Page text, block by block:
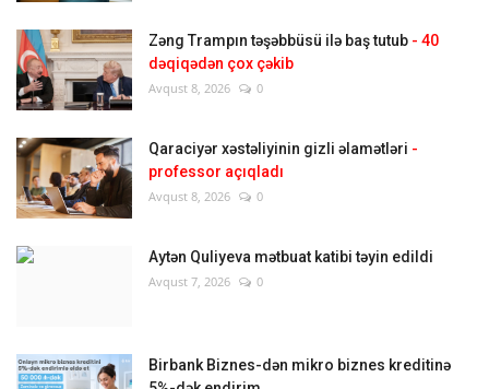
Zəng Trampın təşəbbüsü ilə baş tutub - 40
dəqiqədən çox çəkib
Avqust 8, 2026 0
Qaraciyər xəstəliyinin gizli əlamətləri -
professor açıqladı
Avqust 8, 2026 0
Aytən Quliyeva mətbuat katibi təyin edildi
Avqust 7, 2026 0
Birbank Biznes-dən mikro biznes kreditinə